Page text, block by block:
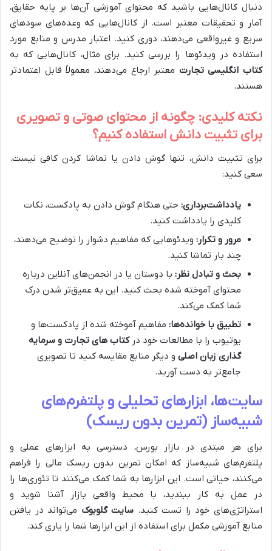
دنبال کانال‌هایی باشید که محتوای آموزشی آن‌ها بر پایه حقایق،
آمار و تحقیقات معتبر است. از کانال‌هایی که وعده‌های سودهای
سریع و غیرواقعی می‌دهند، دوری کنید. اعتبار مدرس و منابع مورد
استفاده در ویدئوها را بررسی کنید. برای مثال، کانال‌هایی که به
کتاب انگلیسی تجارت معتبر ارجاع می‌دهند، معمولاً قابل اعتمادتر
هستند.
نکته کلیدی: چگونه از محتوای صوتی و تصویری
برای تثبیت دانش استفاده کنیم؟
برای تثبیت دانش، تنها گوش دادن یا تماشا کردن کافی نیست.
سعی کنید:
یادداشت‌برداری: حتی هنگام گوش دادن به پادکست، نکات
کلیدی را یادداشت کنید.
مرور و تکرار: ویدئوهایی که مفاهیم دشوار را توضیح می‌دهند،
چند بار تماشا کنید.
بحث و تبادل نظر: با دوستان یا در انجمن‌های آنلاین درباره
محتوای آموخته شده بحث کنید. این به عمیق‌تر شدن درک
شما کمک می‌کند.
تطبیق با خوانده‌ها: مفاهیم آموخته شده از پادکست‌ها و
یوتیوب را با مطالعات خود درکتاب‌ های تجارت و سرمایه
گذاری زبان اصلی و دیگر منابع مقایسه کنید تا تصویری
جامع‌تر به دست آورید.
سایت‌ها، ابزارهای تحلیلی و پلتفرم‌های
شبیه‌ساز (تمرین بدون ریسک)
برای هر مبتدی در بازار بورس، دسترسی به ابزارهای عملی و
پلتفرم‌های شبیه‌ساز که امکان تمرین بدون ریسک مالی را فراهم
می‌کنند، حیاتی است. این ابزارها به شما کمک می‌کنند تا تئوری‌ها را
در عمل به کار ببندید، با محیط واقعی بازار آشنا شوید و
استراتژی‌های خود را تست کنید. سایت گلوبوک می‌تواند در یافتن
منابع آموزشی مکمل برای استفاده از این ابزارها شما را یاری کند.